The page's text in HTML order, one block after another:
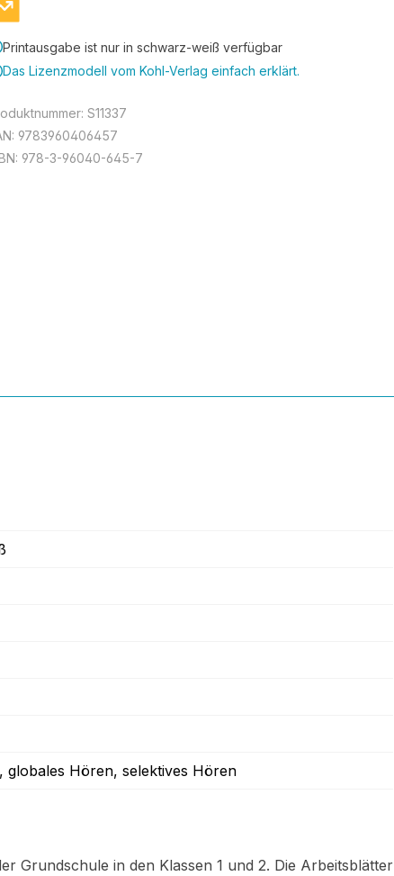
Printausgabe ist nur in schwarz-weiß verfügbar
Das Lizenzmodell vom Kohl-Verlag einfach erklärt.
S11337
9783960406457
978-3-96040-645-7
, globales Hören, selektives Hören
Grundschule in den Klassen 1 und 2. Die Arbeitsblätter